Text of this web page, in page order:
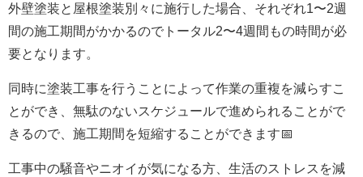
外壁塗装と屋根塗装別々に施行した場合、それぞれ1〜2週
間の施工期間がかかるのでトータル2〜4週間もの時間が必
要となります。
同時に塗装工事を行うことによって作業の重複を減らすこ
とができ、無駄のないスケジュールで進められることがで
きるので、施工期間を短縮することができます📅
工事中の騒音やニオイが気になる方、生活のストレスを減